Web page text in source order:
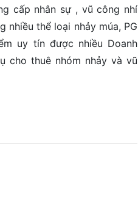
cấp nhân sự , vũ công nhí
nhiều thể loại nhảy múa, PG
uy tín được nhiều Doanh
cho thuê nhóm nhảy và vũ